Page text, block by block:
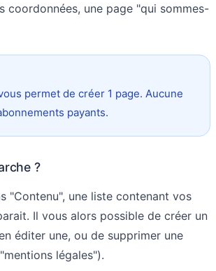
coordonnées, une page "qui sommes-
permet de créer 1 page. Aucune
payants.
?
"Contenu", une liste contenant vos
Il vous alors possible de créer un
éditer une, ou de supprimer une
légales").